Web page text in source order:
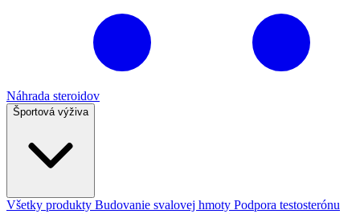
Náhrada steroidov
Športová výživa
Všetky produkty Budovanie svalovej hmoty Podpora testosterónu